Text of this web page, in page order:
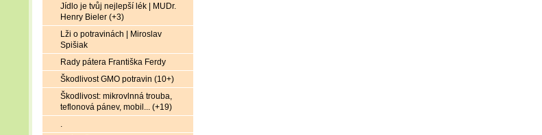
Jídlo je tvůj nejlepší lék | MUDr.
Henry Bieler (+3)
Lži o potravinách | Miroslav
Spišiak
Rady pátera Františka Ferdy
Škodlivost GMO potravin (10+)
Škodlivost: mikrovlnná trouba,
teflonová pánev, mobil... (+19)
.